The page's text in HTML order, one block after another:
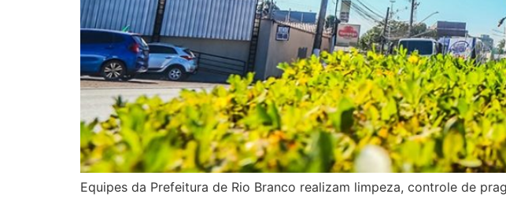
Equipes da Prefeitura de Rio Branco realizam limpeza, controle de